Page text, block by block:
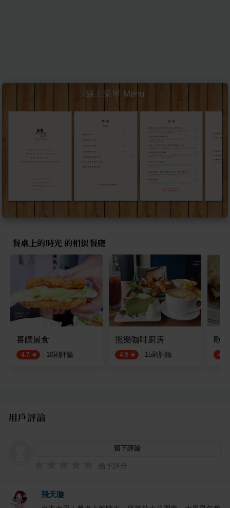
線上菜單 Menu
餐桌上的時光 的相似餐廳
喜饌晨食
4.7 · 10則評論
熊樂咖啡廚房
4.9 · 15則評論
歐
4.5
用戶評論
留下評論
給予評分
飛天璇